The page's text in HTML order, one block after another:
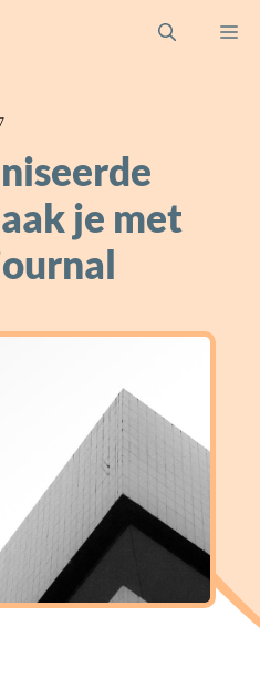
je met